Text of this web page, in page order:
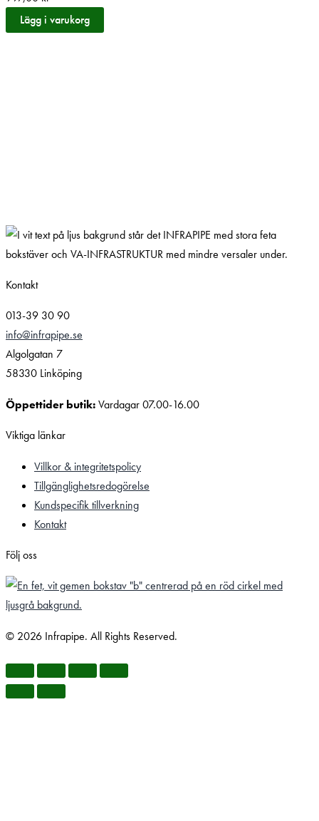
Lägg i varukorg
Kontakt
013-39 30 90
info@infrapipe.se
Algolgatan 7
58330 Linköping
Öppettider butik:Vardagar 07.00-16.00
Viktiga länkar
Villkor & integritetspolicy
Tillgänglighetsredogörelse
Kundspecifik tillverkning
Kontakt
Följ oss
© 2026 Infrapipe. All Rights Reserved.